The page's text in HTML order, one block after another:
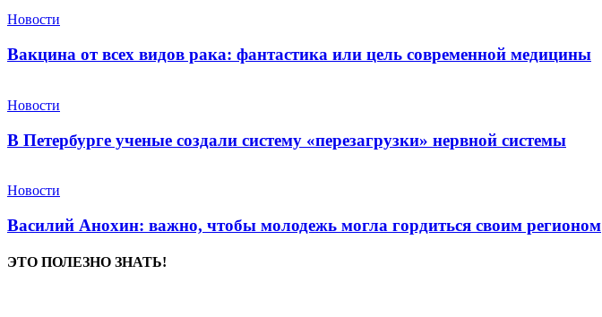
Новости
Вакцина от всех видов рака: фантастика или цель современной медицины
Новости
В Петербурге ученые создали систему «перезагрузки» нервной системы
Новости
Василий Анохин: важно, чтобы молодежь могла гордиться своим регионом
ЭТО ПОЛЕЗНО ЗНАТЬ!